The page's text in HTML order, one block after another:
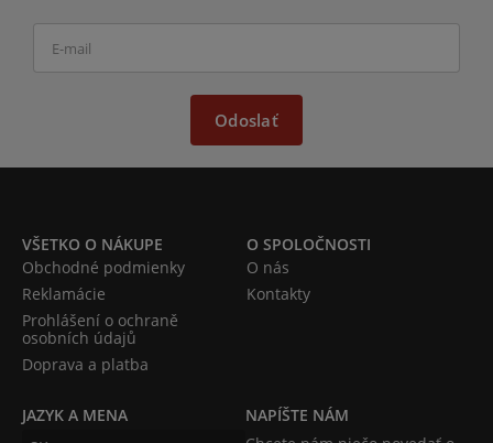
Odoslať
VŠETKO O NÁKUPE
Obchodné podmienky
Reklamácie
Prohlášení o ochraně
osobních údajů
Doprava a platba
O SPOLOČNOSTI
O nás
Kontakty
JAZYK A MENA
NAPÍŠTE NÁM